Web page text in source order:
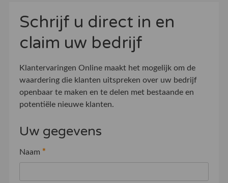
Schrijf u direct in en
claim uw bedrijf
Klantervaringen Online maakt het mogelijk om de
waardering die klanten uitspreken over uw bedrijf
openbaar te maken en te delen met bestaande en
potentiële nieuwe klanten.
Uw gegevens
Naam *